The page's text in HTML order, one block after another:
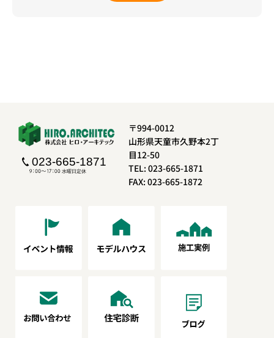
〒994-0012
山形県天童市久野本2丁
目12-50
TEL: 023-665-1871
FAX: 023-665-1872